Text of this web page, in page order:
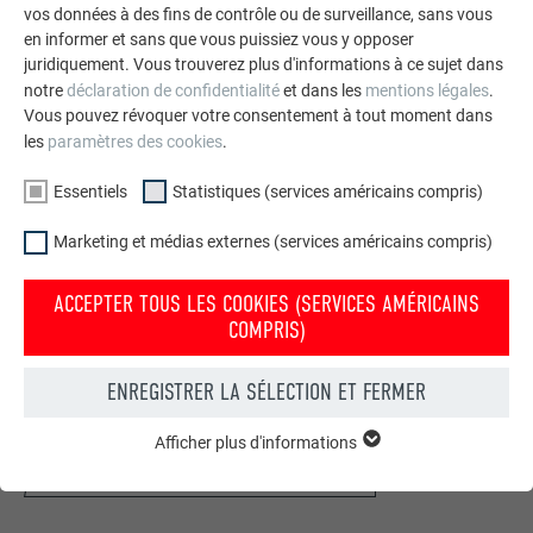
Votre maison au look PREFA
Nous vous présentons un montage photo de l’aspect
qu’aurait votre maison avec une toiture ou une façade
vos données à des fins de contrôle ou de surveillance, sans vous
en informer et sans que vous puissiez vous y opposer
juridiquement. Vous trouverez plus d'informations à ce sujet dans
notredéclaration de confidentialitéet dans les mentions légales.
Vous pouvez révoquer votre consentement à tout moment dans
les paramètres des cookies.
Essentiels Statistiques (services américains compris)
Marketing et médias externes (services américains compris)
ACCEPTER TOUS LES COOKIES (SERVICES AMÉRICAINS
COMPRIS)
ENREGISTRER LA SÉLECTION ET FERMER
fonctions de base du site Internet. Ils garantissent que le site
Afficher plus d'informations